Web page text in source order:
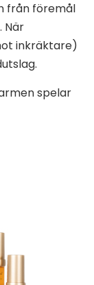
från föremål
När
inkräktare)
spelar